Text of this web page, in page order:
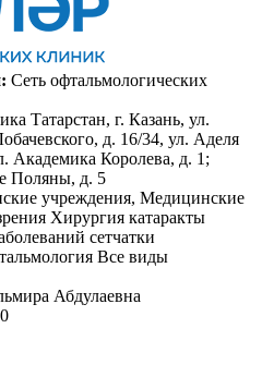
Сеть офтальмологических
Татарстан, г. Казань, ул.
д. 16/34, ул. Аделя
Академика Королева, д. 1;
Поляны, д. 5
учреждения, Медицинские
Хирургия катаракты
сетчатки
Все виды
Абдулаевна